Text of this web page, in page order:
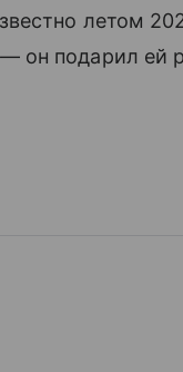
летом
он подарил ей